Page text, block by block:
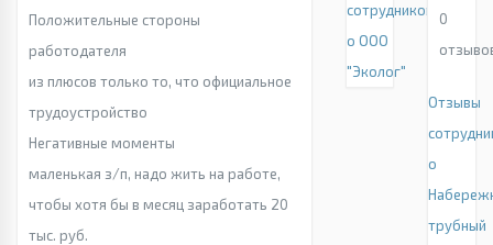
Положительные стороны
работодателя
из плюсов только то, что официальное
трудоустройство
Негативные моменты
маленькая з/п, надо жить на работе,
чтобы хотя бы в месяц заработать 20
тыс. руб.
сотрудников
о ООО
"Эколог"
0
Отзывы
о
трубный